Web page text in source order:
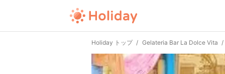
Holiday トップ Gelateria Bar La Dolce Vita